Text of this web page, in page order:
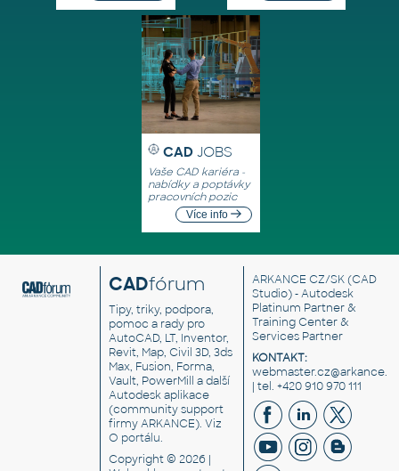
CAD JOBS
Vaše CAD kariéra -
nabídky a poptávky
pracovních pozic
Více info
CADfórum
Tipy, triky, podpora,
pomoc a rady pro
AutoCAD, LT, Inventor,
Revit, Map, Civil 3D, 3ds
Max, Fusion, Forma,
Vault, PowerMill a další
Autodesk aplikace
(community support
firmy ARKANCE). Viz
O portálu.
Copyright © 2026 |
ARKANCE CZ/SK(CAD
Studio) - Autodesk
Platinum Partner &
Training Center &
Services Partner
KONTAKT:
| tel. +420 910 970 111